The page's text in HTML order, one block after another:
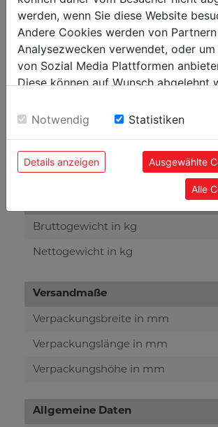
Technische Details
Schweißtechnik
max. Schnittstärke in mm
Bruttogewicht in kg
Nettogewicht in kg
Versandmaße
Verpackungsbreite in mm
Verpackungslänge in mm
Verpackungshöhe in mm
Allgemeine Daten
werden, wenn Sie diese Website
Andere Cookies werden von
Analysezwecken verwendet, oder um
von Sozial Media Plattformen
Diese können auf Wunsch abgelehnt
Einwilligung zu unseren Cookies.
Notwendig Statistiken
Details anzeigen Ausgewählte
Alle